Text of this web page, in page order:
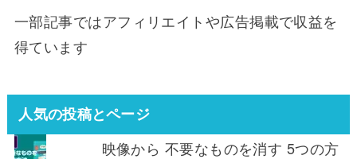
一部記事ではアフィリエイトや広告掲載で収益を
得ています
人気の投稿とページ
映像から 不要なものを消す 5つの方